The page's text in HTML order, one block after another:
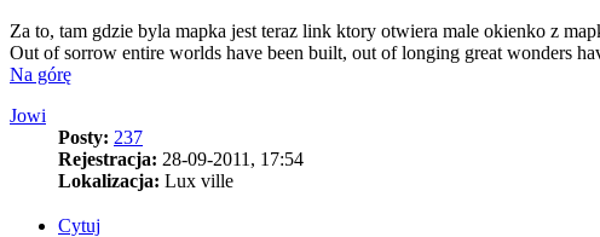
Za to, tam gdzie byla mapka jest teraz link ktory otwiera male okienko z
Out of sorrow entire worlds have been built, out of longing great wonders
Na górę
Jowi
Posty: 237
Rejestracja: 28-09-2011, 17:54
Lokalizacja: Lux ville
Cytuj